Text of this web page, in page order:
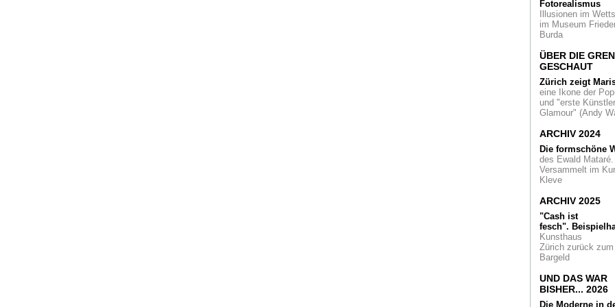
Cologne Fine Art und
COFA
Richard Deacon
Sein Œuvre erzählt
mehr als nur über
Form in der Kunst.
Material, Planung
Zufall ...
Die große Chance
seine Umgebung die
Fassung: Köln
seine Historische
neu
Abstraktionan der
Kunstakademie
Düsseldorf von
2016. Eine
in der Akademie-
Contemporary-Art-
Bus-Tour Das
Netzwerk Very
Contemporary lädt
Fotorealismus
Illusionen im
im Museum
Burda
ÜBER DIE
GESCHAUT
Zürich zeigt
eine Ikone der
und "erste
Glamour" (Andy
ARCHIV 2024
Die formschöne
des Ewald Mataré.
Versammelt im
Kleve
ARCHIV 2025
"Cash ist
fesch".
Kunsthaus
Zürich zurück zum
Bargeld
UND DAS WAR
BISHER... 2026
Die Moderne in